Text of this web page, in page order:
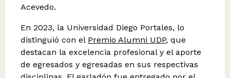
Acevedo.
En 2023, la Universidad Diego Portales, lo
distinguió con el Premio Alumni UDP, que
destacan la excelencia profesional y el aporte
de egresados y egresadas en sus respectivas